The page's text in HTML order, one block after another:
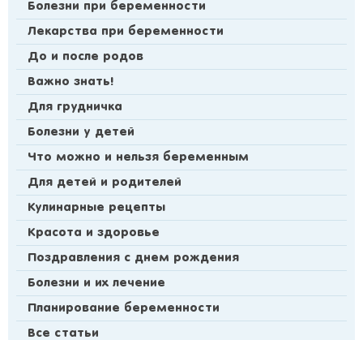
Болезни при беременности
Лекарства при беременности
До и после родов
Важно знать!
Для грудничка
Болезни у детей
Что можно и нельзя беременным
Для детей и родителей
Кулинарные рецепты
Красота и здоровье
Поздравления с днем рождения
Болезни и их лечение
Планирование беременности
Все статьи